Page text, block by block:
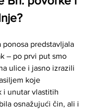
ponosa predstavljala
– po prvi put smo
ulice i jasno izrazili
koje
i unutar vlastitih
osnažujući čin, ali i